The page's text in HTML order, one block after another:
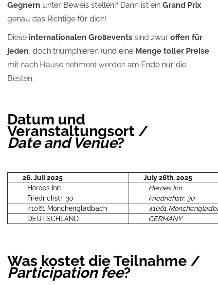
Gegnern unter Beweis stellen? Dann ist ein Grand Prix
genau das Richtige für dich!
Diese internationalen Großevents sind zwar offen für
jeden, doch triumphieren (und eine Menge toller Preise
mit nach Hause nehmen) werden am Ende nur die
Besten.
Datum und
Veranstaltungsort /
Date and Venue?
26. Juli 2025
July 26th, 2025
Heroes Inn
Heroes Inn
Friedrichstr. 30
Friedrichstr. 30
41061 Mönchengladbach
41061
DEUTSCHLAND
GERMANY
Was kostet die Teilnahme /
Participation fee?